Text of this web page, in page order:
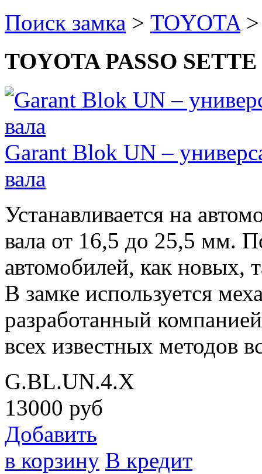
Поиск замка > TOYOTA
TOYOTA PASSO SETTE
Garant Blok UN –
вала
Устанавливается на
вала от 16,5 до 25,5 мм.
автомобилей, как новых,
В замке используется
разработанный
всех известных методов
G.BL.UN.4.X
13000 руб
Добавить
в корзину В кредит